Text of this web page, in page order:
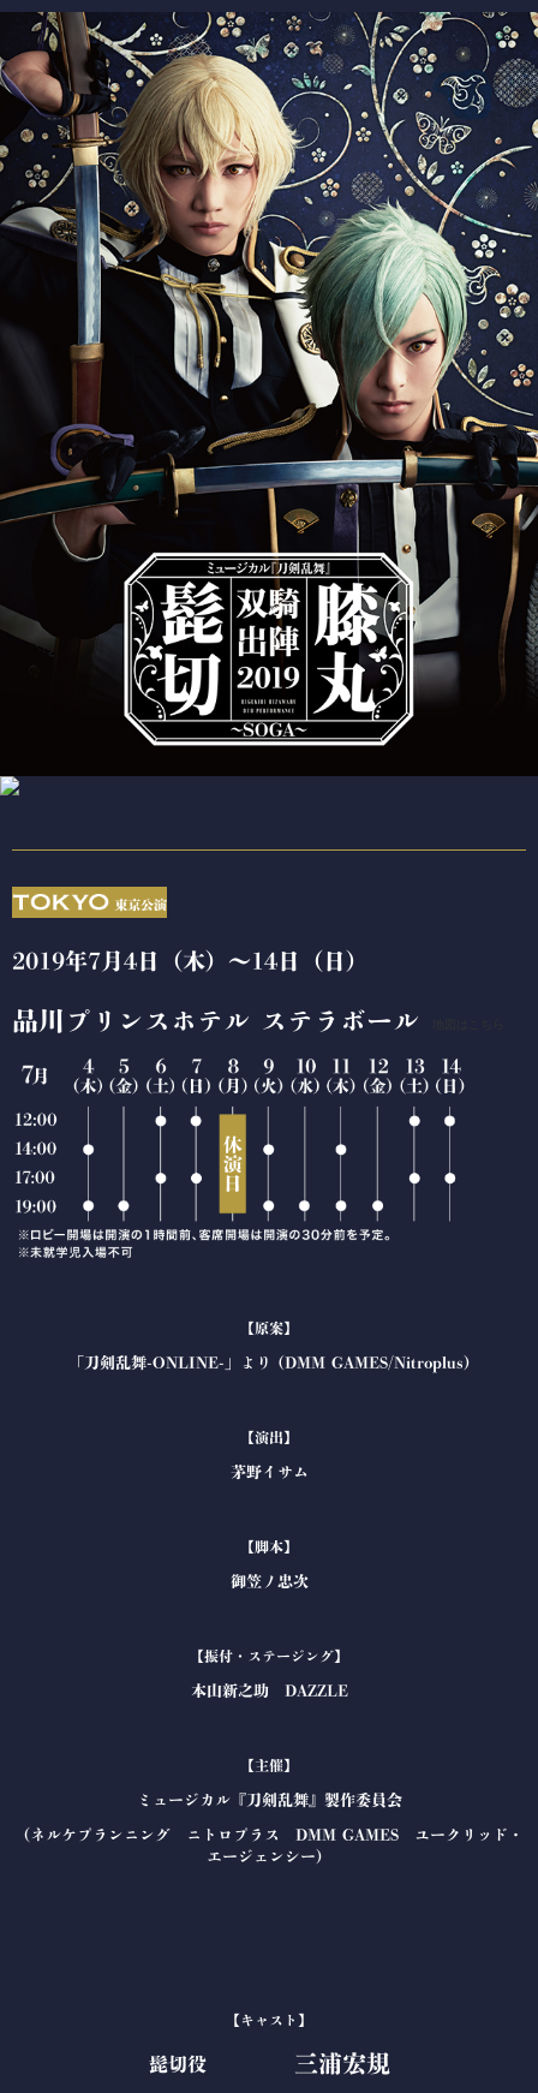
2019年7月4日（木）～14日（日）
品川プリンスホテル ステラボール
【原案】
「刀剣乱舞-ONLINE-」より (DMM GAMES/Nitroplus)
【演出】
茅野イサム
【脚本】
御笠ノ忠次
【振付・ステージング】
本山新之助 DAZZLE
【主催】
ミュージカル『刀剣乱舞』製作委員会
（ネルケプランニング ニトロプラス DMM GAMES ユークリッド・
エージェンシー）
【キャスト】
髭切役 三浦宏規